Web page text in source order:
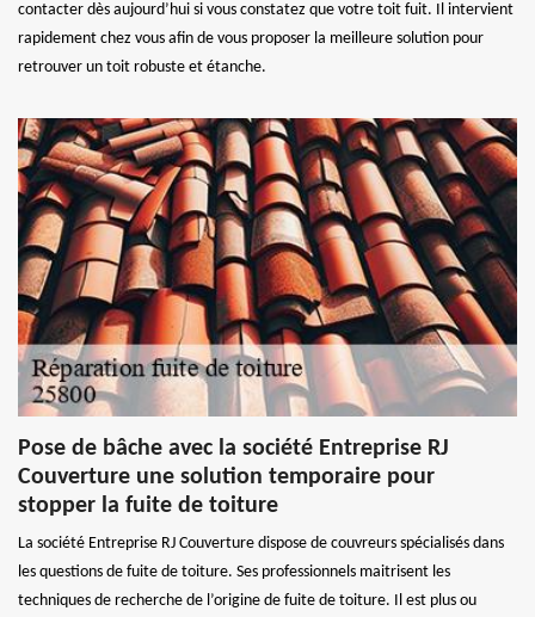
contacter dès aujourd’hui si vous constatez que votre toit fuit. Il intervient
rapidement chez vous afin de vous proposer la meilleure solution pour
retrouver un toit robuste et étanche.
Pose de bâche avec la société Entreprise RJ
Couverture une solution temporaire pour
stopper la fuite de toiture
La société Entreprise RJ Couverture dispose de couvreurs spécialisés dans
les questions de fuite de toiture. Ses professionnels maitrisent les
techniques de recherche de l’origine de fuite de toiture. Il est plus ou